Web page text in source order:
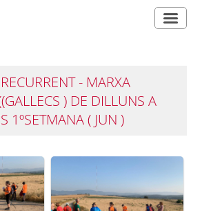
- MARXA
) DE DILLUNS A
1ºSETMANA ( JUN )